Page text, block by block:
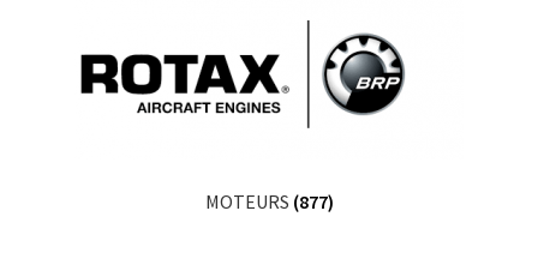
MOTEURS (877)